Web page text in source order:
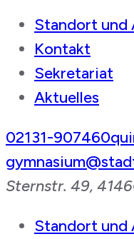
Standort und
Kontakt
Sekretariat
Aktuelles
02131-907460
Sternstr. 49,
Standort und